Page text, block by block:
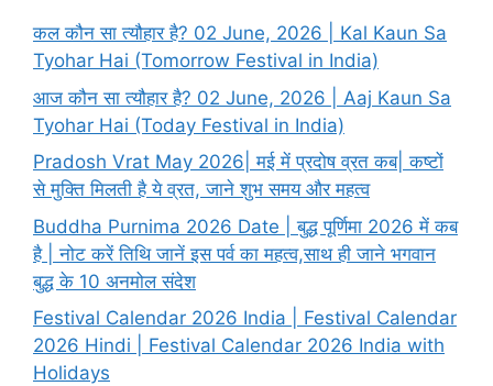
कल कौन सा त्यौहार है? 02 June, 2026 | Kal Kaun Sa
Tyohar Hai (Tomorrow Festival in India)
आज कौन सा त्यौहार है? 02 June, 2026 | Aaj Kaun Sa
Tyohar Hai (Today Festival in India)
Pradosh Vrat May 2026| मई में प्रदोष व्रत कब| कष्टों
से मुक्ति मिलती है ये व्रत, जाने शुभ समय और महत्व
Buddha Purnima 2026 Date | बुद्ध पूर्णिमा 2026 में कब
है | नोट करें तिथि जानें इस पर्व का महत्व,साथ ही जाने भगवान
बुद्ध के 10 अनमोल संदेश
Festival Calendar 2026 India | Festival Calendar
2026 Hindi | Festival Calendar 2026 India with
Holidays